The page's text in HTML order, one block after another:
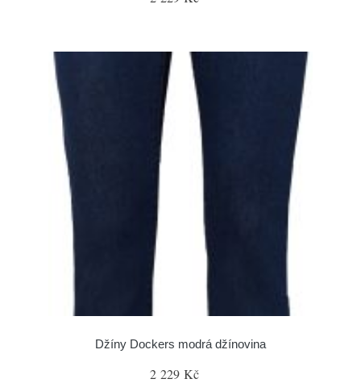
Džíny Dockers modrá džínovina
2 229 Kč